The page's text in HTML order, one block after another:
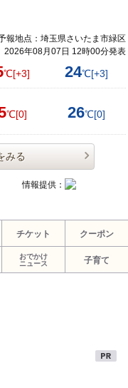
報地点：埼玉県さいたま市緑区
2026年08月07日 12時00分発表
℃[+3] 24℃[+3]
℃[0] 26℃[0]
みる
情報提供：
チケット クーポン
おでかけ
ニュース
子育て